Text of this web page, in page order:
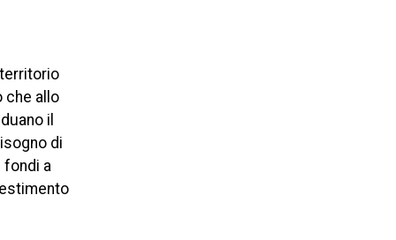
che allo
il
di
fondi a